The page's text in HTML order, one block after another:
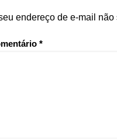
endereço de e-mail
*